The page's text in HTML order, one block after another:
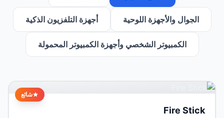
الجوال والأجهزة اللوحية أجهزة التلفزيون الذكية
الكمبيوتر الشخصي وأجهزة الكمبيوتر المحمولة
شائع
Fire Stick